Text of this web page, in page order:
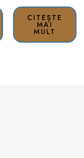
CITEȘTE
MAI
MULT